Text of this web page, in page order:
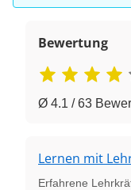
Bewertung
Ø 4.1 / 63
Lernen mit
Erfahrene